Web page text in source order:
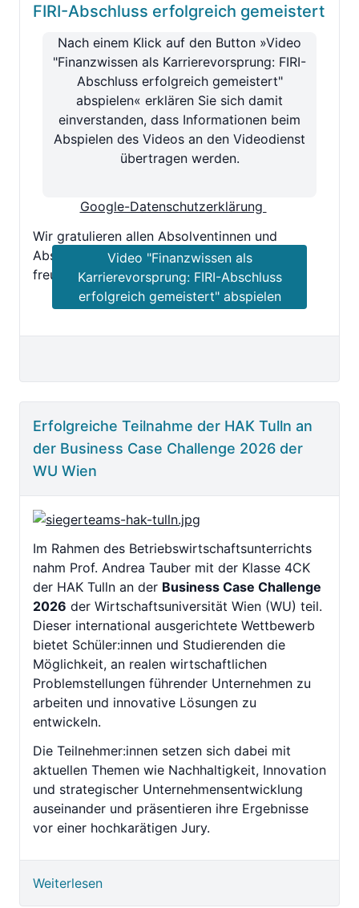
FIRI-Abschluss erfolgreich gemeistert
Nach einem Klick auf den Button »Video
"Finanzwissen als Karrierevorsprung: FIRI-
Abschluss erfolgreich gemeistert"
abspielen« erklären Sie sich damit
einverstanden, dass Informationen beim
Abspielen des Videos an den Videodienst
übertragen werden.
Google-Datenschutzerklärung
Video "Finanzwissen als
Karrierevorsprung: FIRI-Abschluss
erfolgreich gemeistert" abspielen
Wir gratulieren allen Absolventinnen und
Absolventen herzlich zu ihren Leistungen und
freuen uns über diesen tollen Erfolg.
Erfolgreiche Teilnahme der HAK Tulln an
der Business Case Challenge 2026 der
WU Wien
Im Rahmen des Betriebswirtschaftsunterrichts
nahm Prof. Andrea Tauber mit der Klasse 4CK
der HAK Tulln an der Business Case Challenge
2026 der Wirtschaftsuniversität Wien (WU) teil.
Dieser international ausgerichtete Wettbewerb
bietet Schüler:innen und Studierenden die
Möglichkeit, an realen wirtschaftlichen
Problemstellungen führender Unternehmen zu
arbeiten und innovative Lösungen zu
entwickeln.
Die Teilnehmer:innen setzen sich dabei mit
aktuellen Themen wie Nachhaltigkeit, Innovation
und strategischer Unternehmensentwicklung
auseinander und präsentieren ihre Ergebnisse
vor einer hochkarätigen Jury.
Weiterlesen